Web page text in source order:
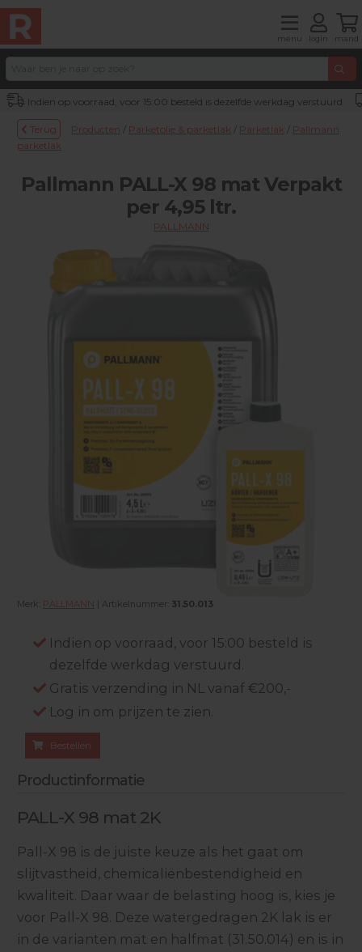
menu login mand
Indien op voorraad, voor 15:00 besteld is dezelfde werkdag verstuurd
Terug Producten / Parketolie & parketlak / Parketlak / Pallmann
parketlak
Pallmann PALL-X 98 mat Verpakt
per 4,95 ltr.
PALLMANN
Merk: PALLMANN | Artikelnummer: 31.50.013
Indien op voorraad, voor 15:00 besteld is
dezelfde werkdag verstuurd.
Gratis verzending in NL vanaf €200,-
Log in om prijzen te zien.
Bestellen
Productinformatie
PALL-X 98 mat 2K
Pall-X 98 is de juiste keuze als het gaat om
slijtvastheid, chemicaliënbestendigheid en
kwaliteit. Daar waar de belasting hoog is, kies je
voor Pall-X 98. Deze watergedragen 2K lak is er
in de varianten mat en halfmat (31.50.014) en is in